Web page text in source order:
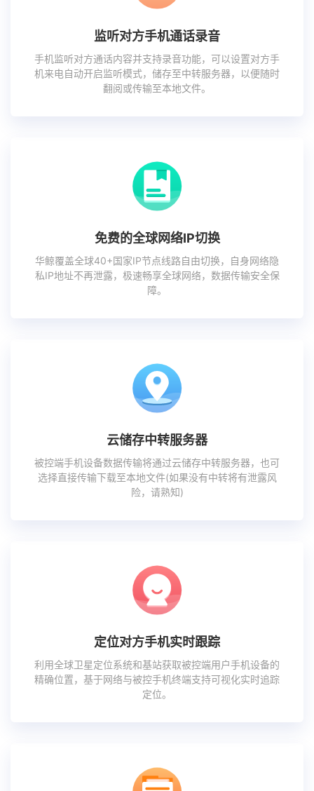
监听对方手机通话录音
手机监听对方通话内容并支持录音功能，可以设置对方手
机来电自动开启监听模式，储存至中转服务器，以便随时
翻阅或传输至本地文件。
免费的全球网络IP切换
华鲸覆盖全球40+国家IP节点线路自由切换，自身网络隐
私IP地址不再泄露，极速畅享全球网络，数据传输安全保
障。
云储存中转服务器
被控端手机设备数据传输将通过云储存中转服务器，也可
选择直接传输下载至本地文件(如果没有中转将有泄露风
险，请熟知)
定位对方手机实时跟踪
利用全球卫星定位系统和基站获取被控端用户手机设备的
精确位置，基于网络与被控手机终端支持可视化实时追踪
定位。